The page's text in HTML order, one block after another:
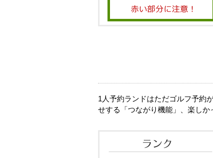
1人予約ランドはただゴルフ予約
せする「つながり機能」、楽しか